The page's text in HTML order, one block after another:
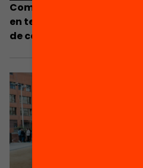
Com treballem les
en temps de pandèmia i
de cara al futur?